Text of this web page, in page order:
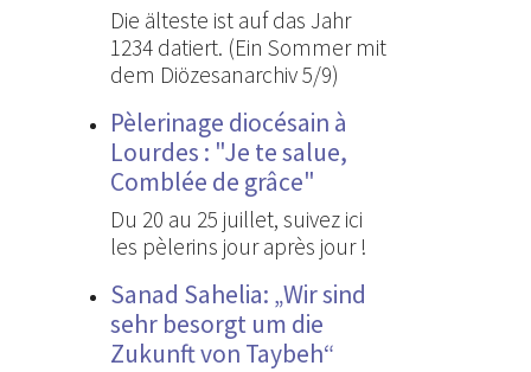
Die älteste ist auf das Jahr
1234 datiert. (Ein Sommer mit
dem Diözesanarchiv 5/9)
Pèlerinage diocésain à
Lourdes : "Je te salue,
Comblée de grâce"
Du 20 au 25 juillet, suivez ici
les pèlerins jour après jour !
Sanad Sahelia: „Wir sind
sehr besorgt um die
Zukunft von Taybeh“